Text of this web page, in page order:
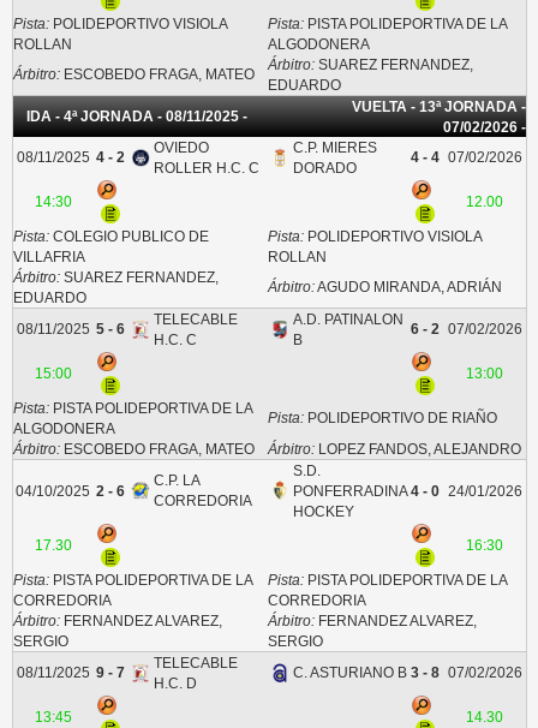
Pista:POLIDEPORTIVO VISIOLA
ROLLAN
Pista:PISTA POLIDEPORTIVA DE LA
ALGODONERA
Árbitro:ESCOBEDO FRAGA, MATEO
Árbitro:SUAREZ FERNANDEZ,
EDUARDO
IDA - 4ª JORNADA - 08/11/2025 -
VUELTA - 13ª JORNADA -
07/02/2026 -
08/11/2025 4 - 2
OVIEDO
ROLLER H.C. C
C.P. MIERES
DORADO
4 - 4 07/02/2026
14:30 12.00
Pista:COLEGIO PUBLICO DE
VILLAFRIA
Pista:POLIDEPORTIVO VISIOLA
ROLLAN
Árbitro:SUAREZ FERNANDEZ,
EDUARDO
Árbitro:AGUDO MIRANDA, ADRIÁN
08/11/2025 5 - 6
TELECABLE
H.C. C
A.D. PATINALON
B
6 - 2 07/02/2026
15:00 13:00
Pista:PISTA POLIDEPORTIVA DE LA
ALGODONERA
Pista:POLIDEPORTIVO DE RIAÑO
Árbitro:ESCOBEDO FRAGA, MATEO Árbitro:LOPEZ FANDOS, ALEJANDRO
04/10/2025 2 - 6
C.P. LA
CORREDORIA
S.D.
PONFERRADINA
HOCKEY
4 - 0 24/01/2026
17.30 16:30
Pista:PISTA POLIDEPORTIVA DE LA
CORREDORIA
Pista:PISTA POLIDEPORTIVA DE LA
CORREDORIA
Árbitro:FERNANDEZ ALVAREZ,
SERGIO
Árbitro:FERNANDEZ ALVAREZ,
SERGIO
08/11/2025 9 - 7
TELECABLE
H.C. D
C. ASTURIANO B 3 - 8 07/02/2026
13:45 14.30